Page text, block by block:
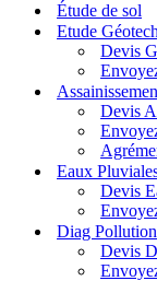
Étude de sol
Etude
Devis
Devis
Eaux
Devis
Diag Pollution
Devis